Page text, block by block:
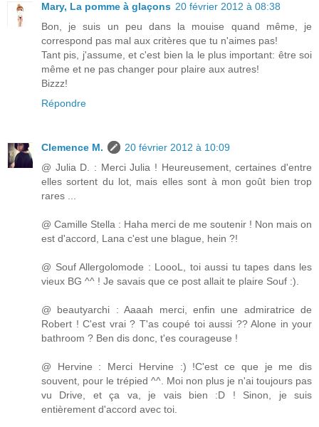
Mary, La pomme à glaçons 20 février 2012 à 08:38
Bon, je suis un peu dans la mouise quand même, je
correspond pas mal aux critères que tu n'aimes pas!
Tant pis, j'assume, et c'est bien la le plus important: être soi
même et ne pas changer pour plaire aux autres!
Bizzz!
Répondre
Clemence M.
20 février 2012 à 10:09
@ Julia D. : Merci Julia ! Heureusement, certaines d'entre
elles sortent du lot, mais elles sont à mon goût bien trop
rares ...
@ Camille Stella : Haha merci de me soutenir ! Non mais on
est d'accord, Lana c'est une blague, hein ?!
@ Souf Allergolomode : LoooL, toi aussi tu tapes dans les
vieux BG ^^ ! Je savais que ce post allait te plaire Souf :).
@ beautyarchi : Aaaah merci, enfin une admiratrice de
Robert ! C'est vrai ? T'as coupé toi aussi ?? Alone in your
bathroom ? Ben dis donc, t'es courageuse !
@ Hervine : Merci Hervine :) !C'est ce que je me dis
souvent, pour le trépied ^^. Moi non plus je n'ai toujours pas
vu Drive, et ça va, je vais bien :D ! Sinon, je suis
entièrement d'accord avec toi.